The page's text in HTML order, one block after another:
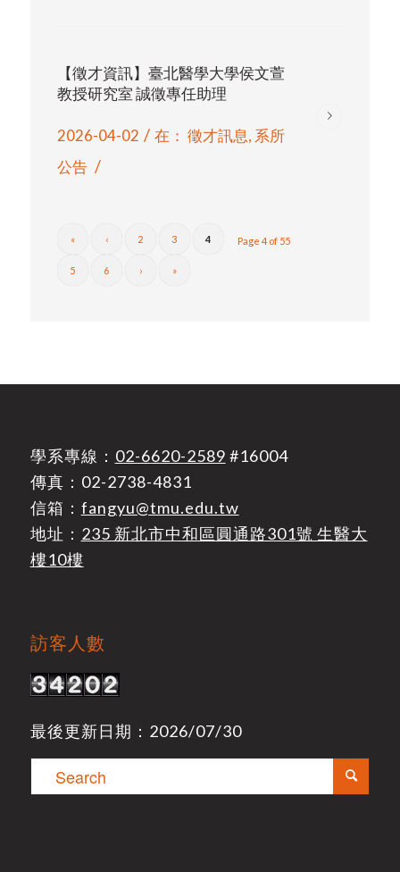
【徵才資訊】臺北醫學大學侯文萱
教授研究室 誠徵專任助理
2026-04-02 / 在： 徵才訊息, 系所
公告 /
Page 4 of 55
« ‹ 2 3 4
5 6 › »
學系專線： 02-6620-2589 #16004
傳真：02-2738-4831
信箱： fangyu@tmu.edu.tw
地址： 235 新北市中和區圓通路301號 生醫大
樓10樓
訪客人數
最後更新日期：2026/07/30